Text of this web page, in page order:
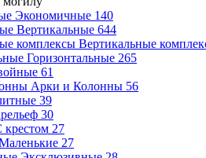
Экономичные 140
Вертикальные 644
Вертикальные
Горизонтальные 265
61
Арки и Колонны 56
39
30
крестом 27
27